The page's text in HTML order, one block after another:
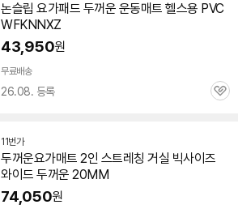
논슬립 요가패드 두꺼운 운동매트 헬스용 PVC
WFKNNXZ
43,950원
무료배송
26.08. 등록
관
11번가
두꺼운요가매트 2인 스트레칭 거실 빅사이즈
와이드 두꺼운 20MM
74,050원